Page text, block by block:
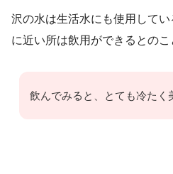
沢の水は生活水にも使用して
に近い所は飲用ができるとのこ
飲んでみると、とても冷たく